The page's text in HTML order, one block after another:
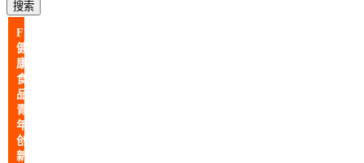
搜索
FHE2026-
健
康
食
品
青
年
创
新